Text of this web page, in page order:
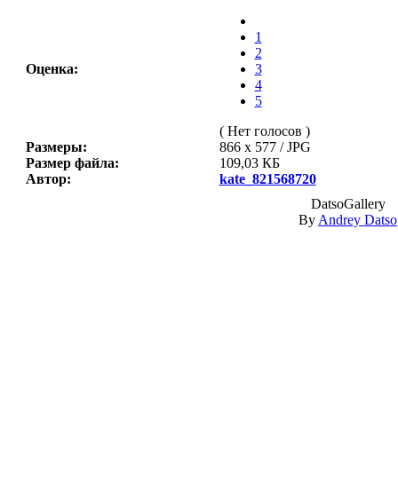
Оценка:
1
2
3
4
5
( Нет голосов )
Размеры:
866 x 577 / JPG
Размер файла:
109,03 КБ
Автор:
kate_821568720
DatsoGallery
By Andrey Datso